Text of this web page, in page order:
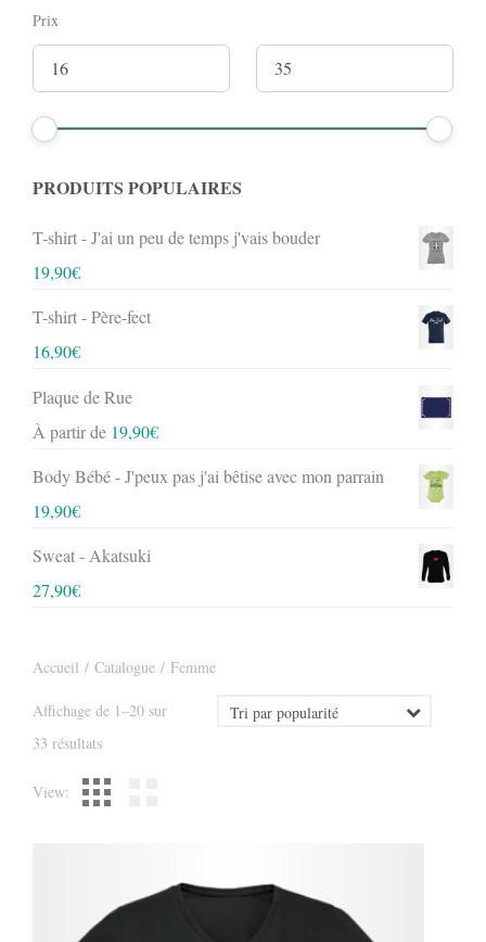
Prix
PRODUITS POPULAIRES
T-shirt - J'ai un peu de temps j'vais bouder
19,90€
T-shirt - Père-fect
16,90€
Plaque de Rue
À partir de 19,90€
Body Bébé - J'peux pas j'ai bêtise avec mon parrain
19,90€
Sweat - Akatsuki
27,90€
Accueil / Catalogue / Femme
Affichage de 1–20 sur
33 résultatsTrié
par
popularité
View: